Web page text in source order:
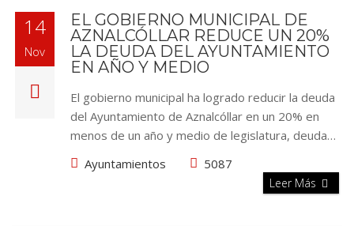
14
Nov
EL GOBIERNO MUNICIPAL DE
AZNALCÓLLAR REDUCE UN 20%
LA DEUDA DEL AYUNTAMIENTO
EN AÑO Y MEDIO
El gobierno municipal ha logrado reducir la deuda
del Ayuntamiento de Aznalcóllar en un 20% en
menos de un año y medio de legislatura, deuda…
Ayuntamientos
5087
Leer Más